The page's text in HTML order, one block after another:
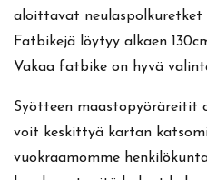
aloittavat neulaspolkuretket
Fatbikejä löytyy alkaen
Vakaa fatbike on hyvä
Syötteen maastopyöräreitit
voit keskittyä kartan
vuokraamomme